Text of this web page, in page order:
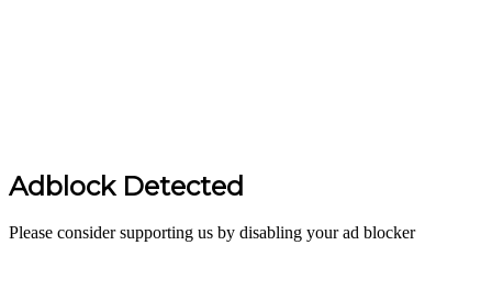
Adblock Detected
Please consider supporting us by disabling your ad blocker